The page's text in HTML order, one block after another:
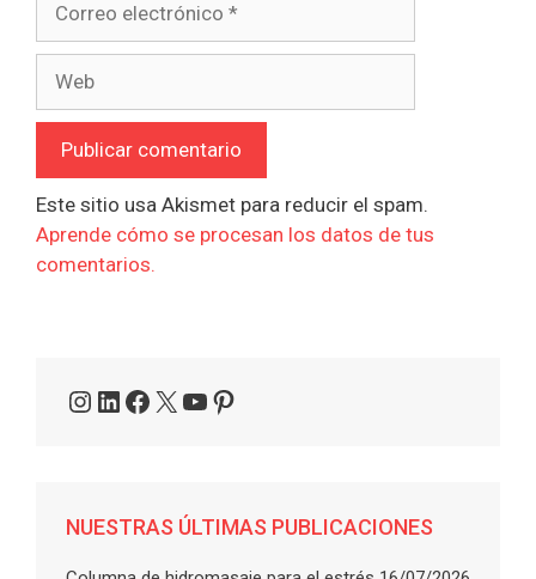
electrónico
Este sitio usa Akismet para reducir el spam.
Aprende cómo se procesan los datos de tus
comentarios.
Instagram
LinkedIn
Facebook
X YouTube
Pinterest
NUESTRAS ÚLTIMAS PUBLICACIONES